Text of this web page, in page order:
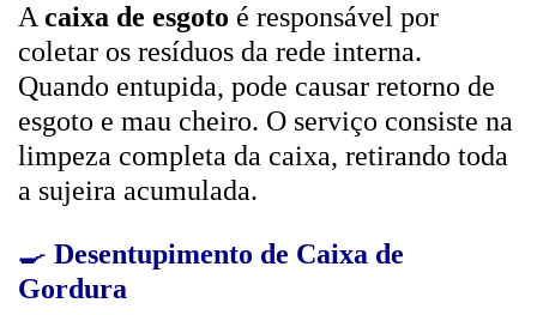
A caixa de esgoto é responsável por
coletar os resíduos da rede interna.
Quando entupida, pode causar retorno de
esgoto e mau cheiro. O serviço consiste na
limpeza completa da caixa, retirando toda
a sujeira acumulada.
🍳 Desentupimento de Caixa de
Gordura